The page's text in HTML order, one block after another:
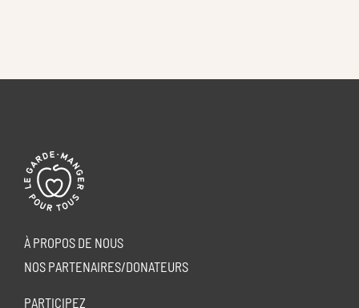
À PROPOS DE NOUS
NOS PARTENAIRES/DONATEURS
PARTICIPEZ